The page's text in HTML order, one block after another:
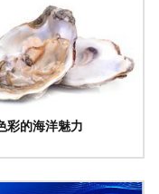
彩的海洋魅力